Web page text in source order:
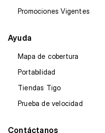
Promociones Vigentes
Ayuda
Mapa de cobertura
Portabilidad
Tiendas Tigo
Prueba de velocidad
Contáctanos